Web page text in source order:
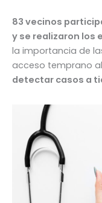
83 vecinos
y se realizaron los
la importancia de
acceso temprano
detectar casos a